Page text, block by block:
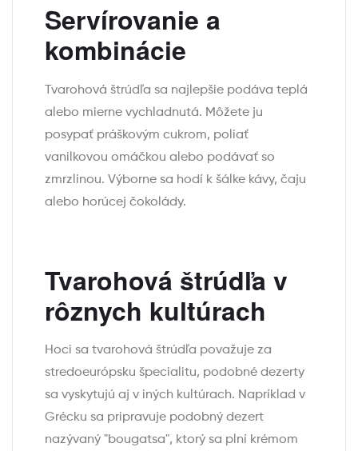
Servírovanie a
kombinácie
Tvarohová štrúdľa sa najlepšie podáva teplá
alebo mierne vychladnutá. Môžete ju
posypať práškovým cukrom, poliať
vanilkovou omáčkou alebo podávať so
zmrzlinou. Výborne sa hodí k šálke kávy, čaju
alebo horúcej čokolády.
Tvarohová štrúdľa v
rôznych kultúrach
Hoci sa tvarohová štrúdľa považuje za
stredoeurópsku špecialitu, podobné dezerty
sa vyskytujú aj v iných kultúrach. Napríklad v
Grécku sa pripravuje podobný dezert
nazývaný "bougatsa", ktorý sa plní krémom